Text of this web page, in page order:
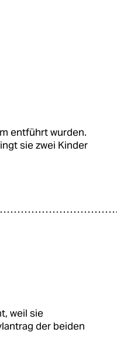
entführt wurden.
sie zwei Kinder
weil sie
der beiden